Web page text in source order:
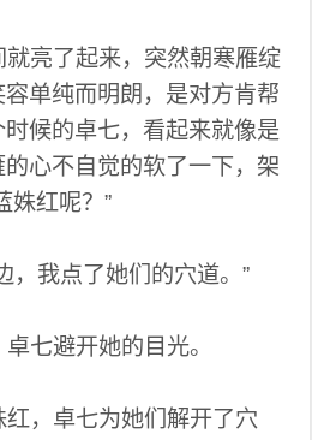
亮了起来，突然朝寒雁绽
单纯而明朗，是对方肯帮
候的卓七，看起来就像是
心不自觉的软了一下，架
姝红呢？”
，我点了她们的穴道。”
七避开她的目光。
，卓七为她们解开了穴